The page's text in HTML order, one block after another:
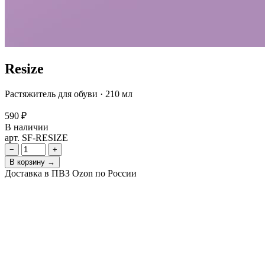
Resize
Растяжитель для обуви · 210 мл
590 ₽
В наличии
арт. SF-RESIZE
−
+
В корзину →
Доставка в ПВЗ Ozon по России